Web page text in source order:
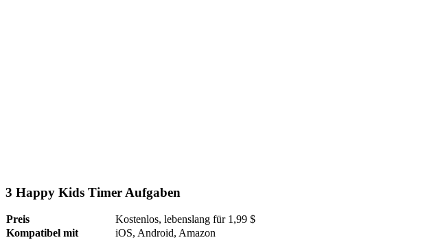
3 Happy Kids Timer Aufgaben
Preis
Kostenlos, lebenslang für 1,99 $
Kompatibel mit
iOS, Android, Amazon